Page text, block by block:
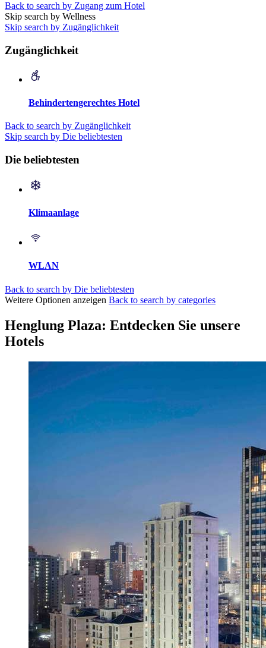
Back to search by Zugang zum Hotel
Skip search by Wellness
Skip search by Zugänglichkeit
Zugänglichkeit
Behindertengerechtes Hotel
Back to search by Zugänglichkeit
Skip search by Die beliebtesten
Die beliebtesten
Klimaanlage
WLAN
Back to search by Die beliebtesten
Weitere Optionen anzeigen Back to search by categories
Henglung Plaza: Entdecken Sie unsere
Hotels